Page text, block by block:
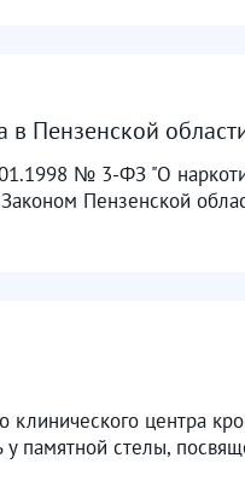
Пензенской
№ 3-ФЗ "О
Пензенской
клинического центра
памятной стелы,